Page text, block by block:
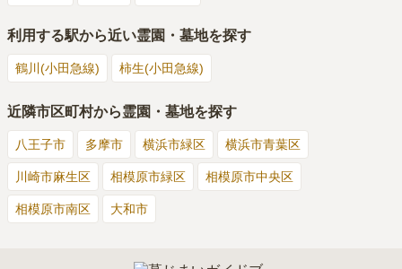
利用する駅から近い霊園・墓地を探す
鶴川(小田急線) 柿生(小田急線)
近隣市区町村から霊園・墓地を探す
八王子市 多摩市 横浜市緑区 横浜市青葉区
川崎市麻生区 相模原市緑区 相模原市中央区
相模原市南区 大和市